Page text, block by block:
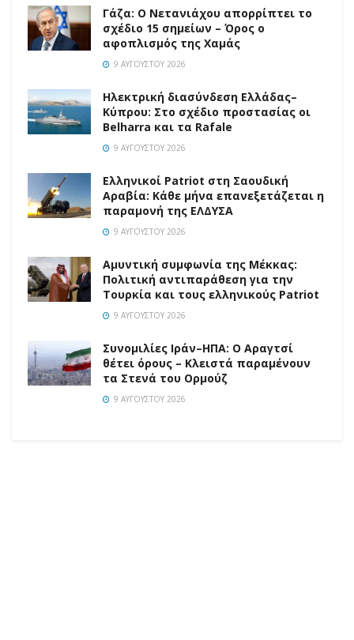
Γάζα: Ο Νετανιάχου απορρίπτει το
σχέδιο 15 σημείων – Όρος ο
αφοπλισμός της Χαμάς
9 ΑΥΓΟΎΣΤΟΥ 2026
Ηλεκτρική διασύνδεση Ελλάδας–
Κύπρου: Στο σχέδιο προστασίας οι
Belharra και τα Rafale
9 ΑΥΓΟΎΣΤΟΥ 2026
Ελληνικοί Patriot στη Σαουδική
Αραβία: Κάθε μήνα επανεξετάζεται η
παραμονή της ΕΛΔΥΣΑ
9 ΑΥΓΟΎΣΤΟΥ 2026
Αμυντική συμφωνία της Μέκκας:
Πολιτική αντιπαράθεση για την
Τουρκία και τους ελληνικούς Patriot
9 ΑΥΓΟΎΣΤΟΥ 2026
Συνομιλίες Ιράν–ΗΠΑ: Ο Αραγτσί
θέτει όρους – Κλειστά παραμένουν
τα Στενά του Ορμούζ
9 ΑΥΓΟΎΣΤΟΥ 2026